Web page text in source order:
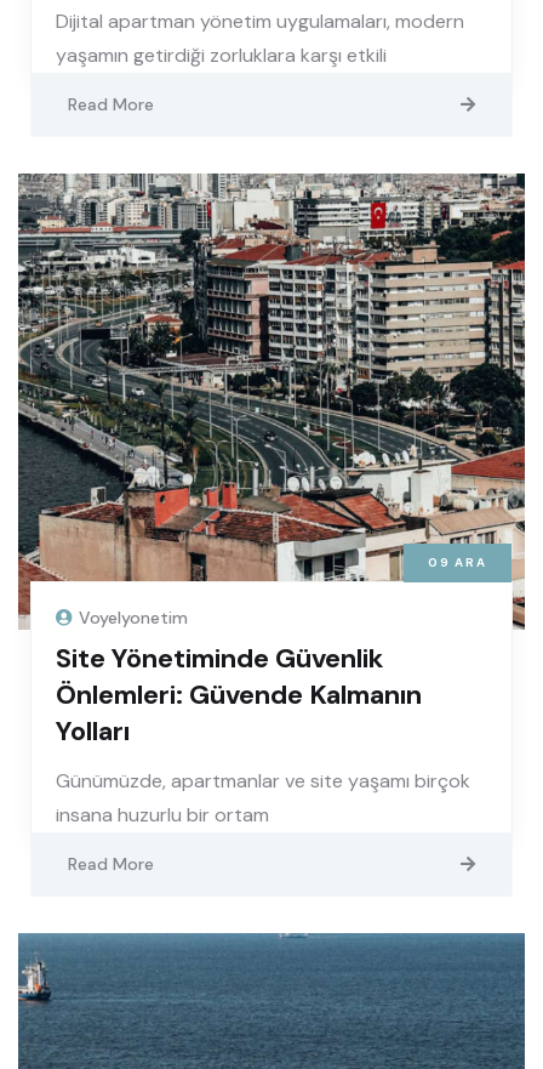
Dijital apartman yönetim uygulamaları, modern
yaşamın getirdiği zorluklara karşı etkili
Read More
09 ARA
Voyelyonetim
Site Yönetiminde Güvenlik
Önlemleri: Güvende Kalmanın
Yolları
Günümüzde, apartmanlar ve site yaşamı birçok
insana huzurlu bir ortam
Read More